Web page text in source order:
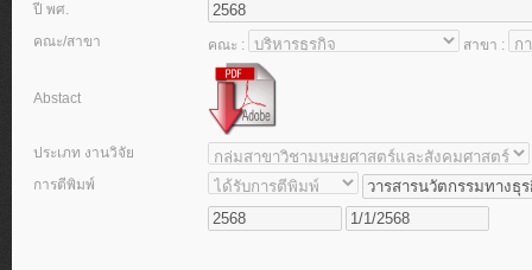
ปี พศ.
คณะ/สาขา
คณะ : สาขา :
Abstact
ประเภท งานวิจัย
การตีพิมพ์